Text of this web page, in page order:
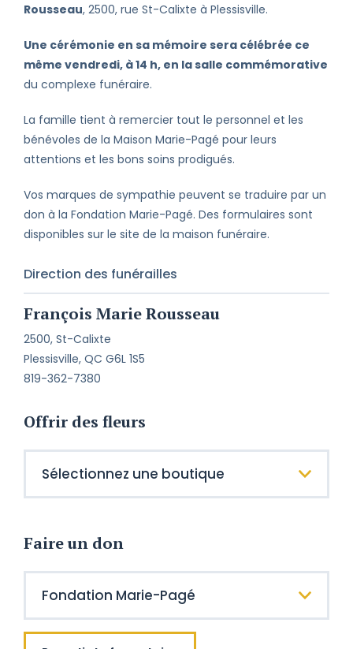
Rousseau, 2500, rue St-Calixte à Plessisville.
Une cérémonie en sa mémoire sera célébrée ce
même vendredi, à 14 h, en la salle commémorative
du complexe funéraire.
La famille tient à remercier tout le personnel et les
bénévoles de la Maison Marie-Pagé pour leurs
attentions et les bons soins prodigués.
Vos marques de sympathie peuvent se traduire par un
don à la Fondation Marie-Pagé. Des formulaires sont
disponibles sur le site de la maison funéraire.
Direction des funérailles
François Marie Rousseau
2500, St-Calixte
Plessisville, QC G6L 1S5
819-362-7380
Offrir des fleurs
Faire un don